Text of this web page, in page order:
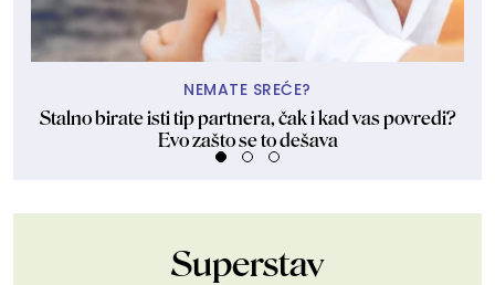
NEMATE SREĆE?
Stalno birate isti tip partnera, čak i kad vas povredi?
Evo zašto se to dešava
Superstav